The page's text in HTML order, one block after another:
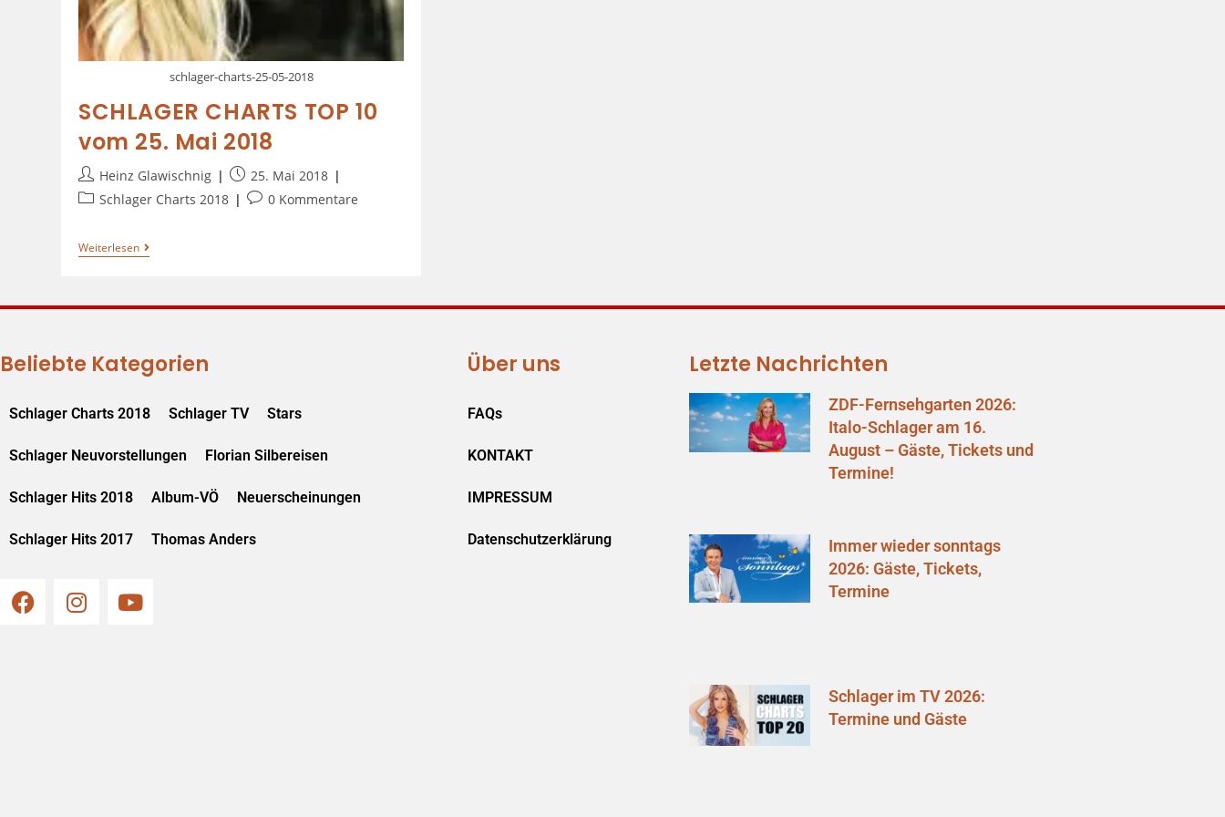
schlager-charts-25-05-2018
SCHLAGER CHARTS TOP 10
vom 25. Mai 2018
Heinz Glawischnig
25. Mai 2018
Schlager Charts 2018
0 Kommentare
Weiterlesen
Beliebte Kategorien
Schlager Charts 2018 Schlager TV Stars
Schlager Neuvorstellungen Florian Silbereisen
Schlager Hits 2018 Album-VÖ Neuerscheinungen
Schlager Hits 2017 Thomas Anders
Über uns
FAQs
KONTAKT
IMPRESSUM
Datenschutzerklärung
Letzte Nachrichten
ZDF-Fernsehgarten 2026:
Italo-Schlager am 16.
August – Gäste, Tickets und
Termine!
Immer wieder sonntags
2026: Gäste, Tickets,
Termine
Schlager im TV 2026:
Termine und Gäste